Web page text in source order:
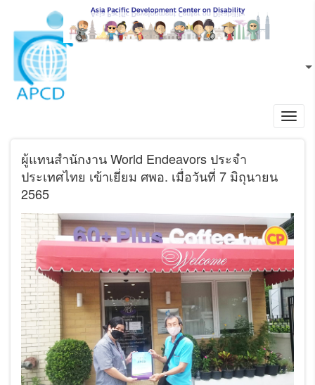
ข้ามไปยังเนื้อหาหลัก
TH
ผู้แทนสํานักงาน World Endeavors ประจำ
ประเทศไทย เข้าเยี่ยม ศพอ. เมื่อวันที่ 7 มิถุนายน
2565